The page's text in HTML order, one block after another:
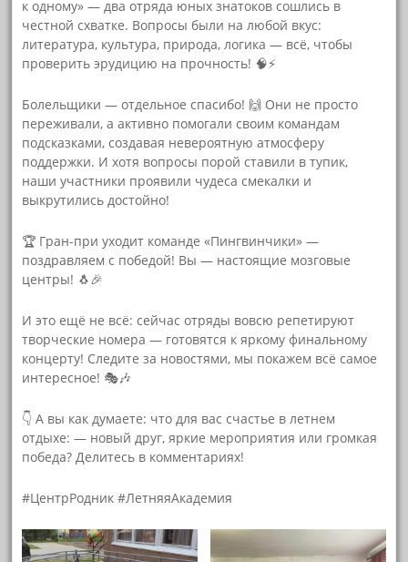
к одному» — два отряда юных знатоков сошлись в
честной схватке. Вопросы были на любой вкус:
литература, культура, природа, логика — всё, чтобы
проверить эрудицию на прочность! 🧠⚡
Болельщики — отдельное спасибо! 🙌 Они не просто
переживали, а активно помогали своим командам
подсказками, создавая невероятную атмосферу
поддержки. И хотя вопросы порой ставили в тупик,
наши участники проявили чудеса смекалки и
выкрутились достойно!
🏆 Гран-при уходит команде «Пингвинчики» —
поздравляем с победой! Вы — настоящие мозговые
центры! 🐧🎉
И это ещё не всё: сейчас отряды вовсю репетируют
творческие номера — готовятся к яркому финальному
концерту! Следите за новостями, мы покажем всё самое
интересное! 🎭🎶
👇 А вы как думаете: что для вас счастье в летнем
отдыхе: — новый друг, яркие мероприятия или громкая
победа? Делитесь в комментариях!
#ЦентрРодник #ЛетняяАкадемия